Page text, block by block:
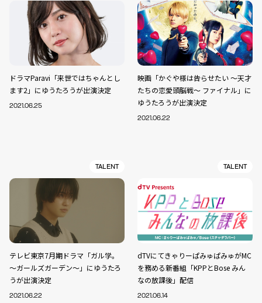
ドラマParavi「来世ではちゃんとし
ます2」にゆうたろうが出演決定
2021.06.25
映画「かぐや様は告らせたい ～天才
たちの恋愛頭脳戦～ ファイナル」に
ゆうたろうが出演決定
2021.06.22
TALENT
テレビ東京7月期ドラマ「ガル学。
～ガールズガーデン～」にゆうたろ
うが出演決定
2021.06.22
TALENT
dTVにてきゃりーぱみゅぱみゅがMC
を務める新番組「KPPとBose みん
なの放課後」配信
2021.06.14